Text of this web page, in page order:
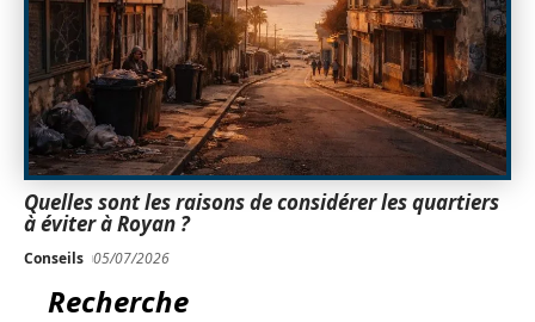
Quelles sont les raisons de considérer les quartiers
à éviter à Royan ?
Conseils 05/07/2026
Recherche